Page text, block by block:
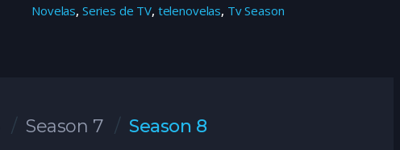
Novelas, Series de TV, telenovelas, Tv Season
Season 7 Season 8